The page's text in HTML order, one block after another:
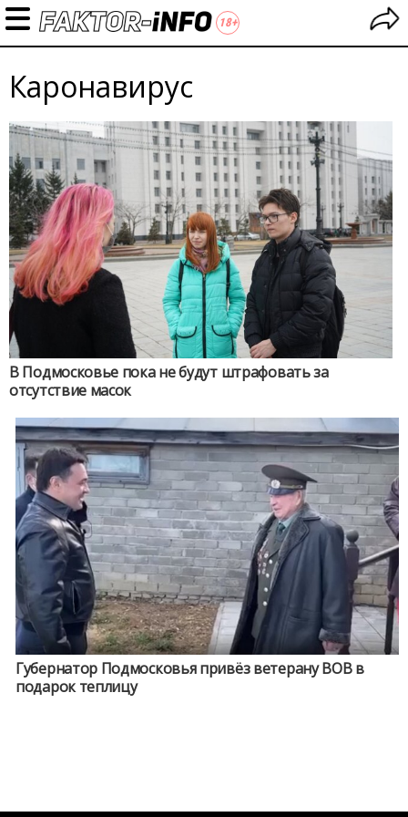
Каронавирус
В Подмосковье пока не будут штрафовать за
отсутствие масок
Губернатор Подмосковья привёз ветерану ВОВ в
подарок теплицу